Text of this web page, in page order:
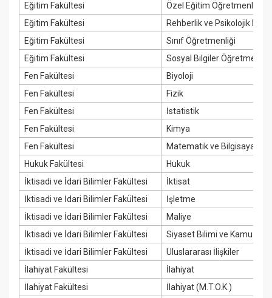
Eğitim Fakültesi
Özel Eğitim Öğretmenliği
Eğitim Fakültesi
Rehberlik ve Psikolojik
Eğitim Fakültesi
Sınıf Öğretmenliği
Eğitim Fakültesi
Sosyal Bilgiler Öğretmenliği
Fen Fakültesi
Biyoloji
Fen Fakültesi
Fizik
Fen Fakültesi
İstatistik
Fen Fakültesi
Kimya
Fen Fakültesi
Matematik ve Bilgisayar
Hukuk Fakültesi
Hukuk
İktisadi ve İdari Bilimler Fakültesi
İktisat
İktisadi ve İdari Bilimler Fakültesi
İşletme
İktisadi ve İdari Bilimler Fakültesi
Maliye
İktisadi ve İdari Bilimler Fakültesi
Siyaset Bilimi ve Kamu
İktisadi ve İdari Bilimler Fakültesi
Uluslararası İlişkiler
İlahiyat Fakültesi
İlahiyat
İlahiyat Fakültesi
İlahiyat (M.T.O.K.)